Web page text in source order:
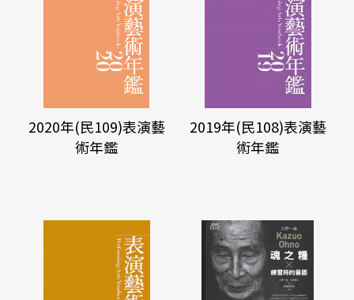
2020年(民109)表演藝
術年鑑
2019年(民108)表演藝
術年鑑